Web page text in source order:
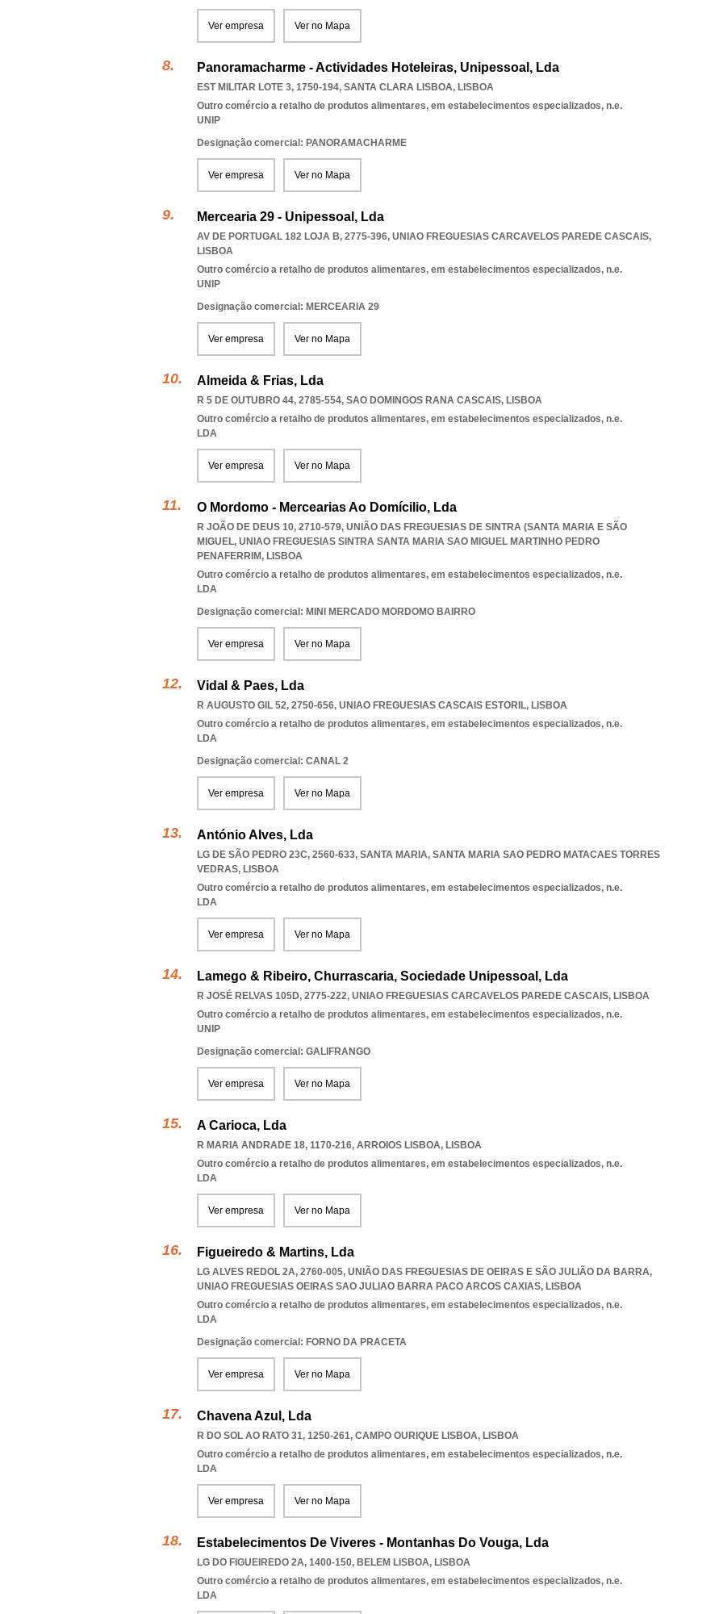
Ver empresa Ver no Mapa
Panoramacharme - Actividades Hoteleiras, Unipessoal, Lda
EST MILITAR LOTE 3, 1750-194, SANTA CLARA LISBOA, LISBOA
Outro comércio a retalho de produtos alimentares, em estabelecimentos especializados, n.e.
UNIP
Designação comercial: PANORAMACHARME
Ver empresa Ver no Mapa
Mercearia 29 - Unipessoal, Lda
AV DE PORTUGAL 182 LOJA B, 2775-396, UNIAO FREGUESIAS CARCAVELOS PAREDE CASCAIS,
LISBOA
Outro comércio a retalho de produtos alimentares, em estabelecimentos especializados, n.e.
UNIP
Designação comercial: MERCEARIA 29
Ver empresa Ver no Mapa
Almeida & Frias, Lda
R 5 DE OUTUBRO 44, 2785-554, SAO DOMINGOS RANA CASCAIS, LISBOA
Outro comércio a retalho de produtos alimentares, em estabelecimentos especializados, n.e.
LDA
Ver empresa Ver no Mapa
O Mordomo - Mercearias Ao Domícilio, Lda
R JOÃO DE DEUS 10, 2710-579, UNIÃO DAS FREGUESIAS DE SINTRA (SANTA MARIA E SÃO
MIGUEL, UNIAO FREGUESIAS SINTRA SANTA MARIA SAO MIGUEL MARTINHO PEDRO
PENAFERRIM, LISBOA
Outro comércio a retalho de produtos alimentares, em estabelecimentos especializados, n.e.
LDA
Designação comercial: MINI MERCADO MORDOMO BAIRRO
Ver empresa Ver no Mapa
Vidal & Paes, Lda
R AUGUSTO GIL 52, 2750-656, UNIAO FREGUESIAS CASCAIS ESTORIL, LISBOA
Outro comércio a retalho de produtos alimentares, em estabelecimentos especializados, n.e.
LDA
Designação comercial: CANAL 2
Ver empresa Ver no Mapa
António Alves, Lda
LG DE SÃO PEDRO 23C, 2560-633, SANTA MARIA, SANTA MARIA SAO PEDRO MATACAES TORRES
VEDRAS, LISBOA
Outro comércio a retalho de produtos alimentares, em estabelecimentos especializados, n.e.
LDA
Ver empresa Ver no Mapa
Lamego & Ribeiro, Churrascaria, Sociedade Unipessoal, Lda
R JOSÉ RELVAS 105D, 2775-222, UNIAO FREGUESIAS CARCAVELOS PAREDE CASCAIS, LISBOA
Outro comércio a retalho de produtos alimentares, em estabelecimentos especializados, n.e.
UNIP
Designação comercial: GALIFRANGO
Ver empresa Ver no Mapa
A Carioca, Lda
R MARIA ANDRADE 18, 1170-216, ARROIOS LISBOA, LISBOA
Outro comércio a retalho de produtos alimentares, em estabelecimentos especializados, n.e.
LDA
Ver empresa Ver no Mapa
Figueiredo & Martins, Lda
LG ALVES REDOL 2A, 2760-005, UNIÃO DAS FREGUESIAS DE OEIRAS E SÃO JULIÃO DA BARRA,
UNIAO FREGUESIAS OEIRAS SAO JULIAO BARRA PACO ARCOS CAXIAS, LISBOA
Outro comércio a retalho de produtos alimentares, em estabelecimentos especializados, n.e.
LDA
Designação comercial: FORNO DA PRACETA
Ver empresa Ver no Mapa
Chavena Azul, Lda
R DO SOL AO RATO 31, 1250-261, CAMPO OURIQUE LISBOA, LISBOA
Outro comércio a retalho de produtos alimentares, em estabelecimentos especializados, n.e.
LDA
Ver empresa Ver no Mapa
Estabelecimentos De Viveres - Montanhas Do Vouga, Lda
LG DO FIGUEIREDO 2A, 1400-150, BELEM LISBOA, LISBOA
Outro comércio a retalho de produtos alimentares, em estabelecimentos especializados, n.e.
LDA